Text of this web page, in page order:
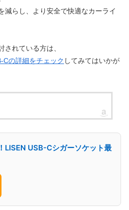
減らし、より安全で快適なカーライ
されている方は、
Cの詳細をチェック してみてはいかが
LISEN USB-Cシガーソケット最